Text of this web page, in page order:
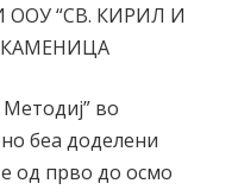
“СВ. КИРИЛ И
во
беа доделени
од прво до осмо